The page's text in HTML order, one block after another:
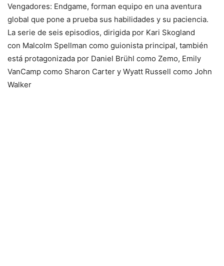
Vengadores: Endgame, forman equipo en una aventura
global que pone a prueba sus habilidades y su paciencia.
La serie de seis episodios, dirigida por Kari Skogland
con Malcolm Spellman como guionista principal, también
está protagonizada por Daniel Brühl como Zemo, Emily
VanCamp como Sharon Carter y Wyatt Russell como John
Walker